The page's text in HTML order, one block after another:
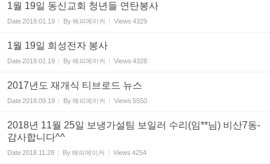
1월 19일 동신교회 청년들 연탄봉사
Date2019.01.19 By해피메이커 Views 4329
1월 19일 희성전자 봉사
Date2019.01.19 By해피메이커 Views 4328
2017년도 재개식 티브로드 뉴스
Date2018.09.19 By해피메이커 Views 5550
2018년 11월 25일 보냉가설팀 보일러 수리(임**님) 비산7동-
감사합니다^^
Date2018.11.28 By해피메이커 Views 4254